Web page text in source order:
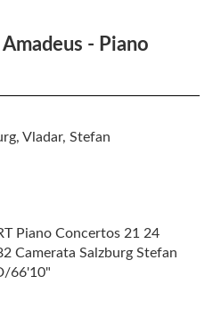
- Piano
Vladar, Stefan
Piano Concertos 21 24
Camerata Salzburg Stefan
66'10"